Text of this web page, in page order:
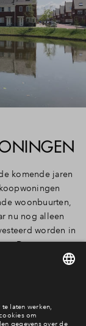
komende jaren
woonbuurten,
nu nog alleen
worden in
De
60.000 nieuwe